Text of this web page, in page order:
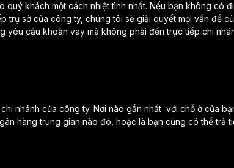
quý khách một cách nhiệt tình nhất. Nếu bạn không có
trụ sở của công ty, chúng tôi sẽ giải quyết mọi vấn đề
yêu cầu khoản vay mà không phải đến trực tiếp chi
nhánh của công ty. Nơi nào gần nhất với chỗ ở của
hàng trung gian nào đó, hoặc là bạn cũng có thể trả